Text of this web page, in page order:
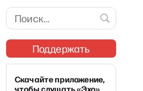
Поддержать
Скачайте приложение,
чтобы слушать «Эхо»